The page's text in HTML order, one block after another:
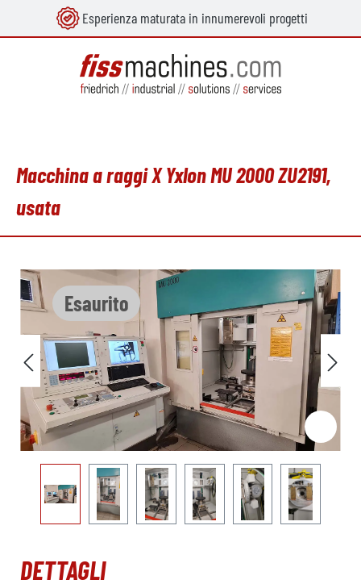
principale Esperienza maturata in innumerevoli progetti
Macchina a raggi X Yxlon MU 2000 ZU2191,
usata
Esaurito
Salta la galleria di immagini
DETTAGLI